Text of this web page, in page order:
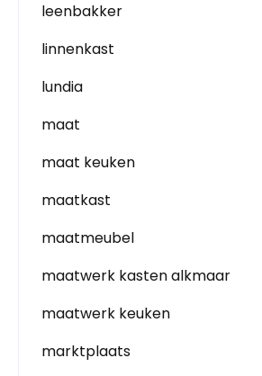
leenbakker
linnenkast
lundia
maat
maat keuken
maatkast
maatmeubel
maatwerk kasten alkmaar
maatwerk keuken
marktplaats